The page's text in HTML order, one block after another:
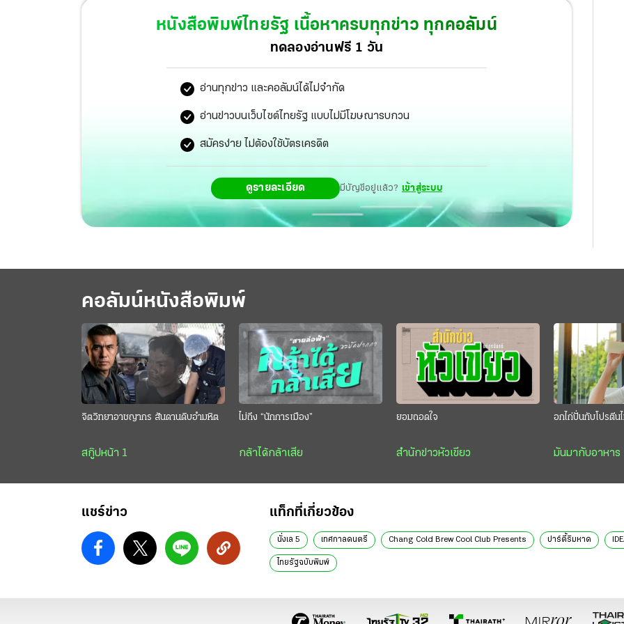
หนังสือพิมพ์ไทยรัฐ เนื้อหาครบทุกข่าว ทุกคอลัมน์
ทดลองอ่านฟรี 1 วัน
อ่านทุกข่าว และคอลัมน์ได้ไม่จำกัด
อ่านข่าวบนเว็บไซต์ไทยรัฐ แบบไม่มีโฆษณารบกวน
สมัครง่าย ไม่ต้องใช้บัตรเครดิต
ดูรายละเอียด มีบัญชีอยู่แล้ว? เข้าสู่ระบบ
คอลัมน์หนังสือพิมพ์
จิตวิทยาอาชญากร สันดานดิบอำมหิต
สกู๊ปหน้า 1
ไม่ถึง “นักการเมือง”
กล้าได้กล้าเสีย
ยอมถอดใจ
สำนักข่าวหัวเขียว
อกไก่ปั่นกับโปรตีน
มันมากับอาหาร
แชร์ข่าว แท็กที่เกี่ยวข้อง
นั่งเล 5 เทศกาลดนตรี Chang Cold Brew Cool Club Presents ปาร์ตี้ริมหาด
ไทยรัฐฉบับพิมพ์